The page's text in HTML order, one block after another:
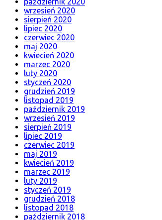
wrzesień 2020
sierpień 2020
lipiec 2020
czerwiec 2020
maj 2020
kwiecień 2020
marzec 2020
luty 2020
styczeń 2020
grudzień 2019
listopad 2019
październik 2019
wrzesień 2019
sierpień 2019
lipiec 2019
czerwiec 2019
maj 2019
kwiecień 2019
marzec 2019
luty 2019
styczeń 2019
grudzień 2018
listopad 2018
październik 2018